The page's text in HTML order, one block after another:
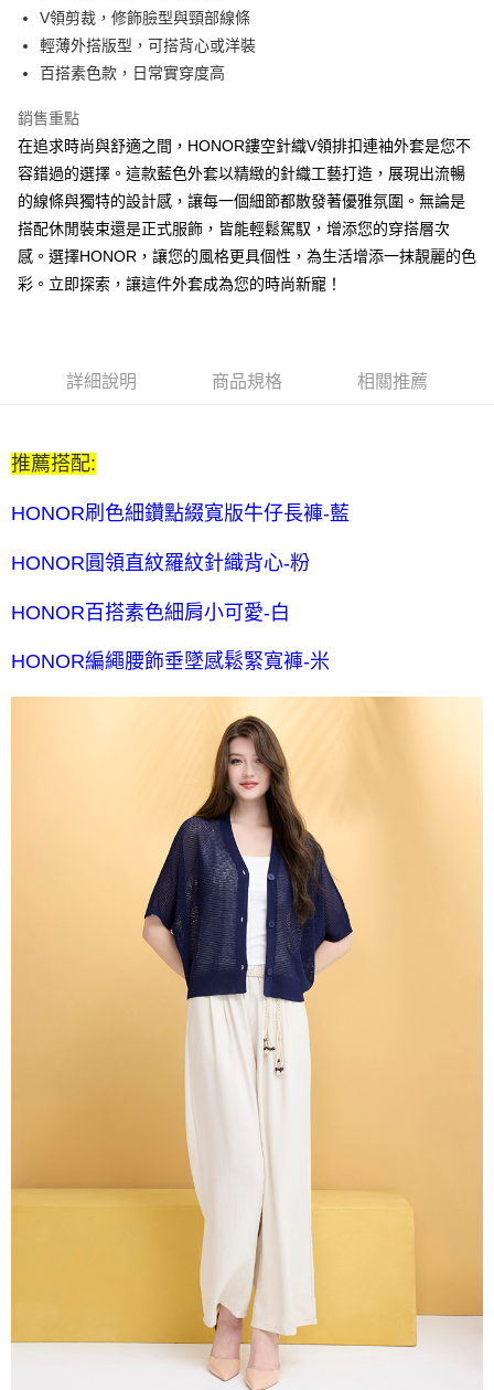
悠遊付
Google Pay
運送方式
全家取貨付款 -訂單滿 $2000 元即享免運服務，未滿則另收
$80 元物流費用。
每筆NT$80，滿NT$2,000(含以上)免運費
全家付款後取貨-訂單滿 $2000 元即享免運服務-未滿則另收
7-11取貨付款-訂單滿 $2000 元即享免運服務-未滿則另收 $80
7-11付款後取貨-訂單滿 $2000 元即享免運服務-未滿則另收
$80 元物流費
宅配送到家-訂單滿 $2000 元即享免運服務-未滿則另收 $120 元物
流費
V領剪裁，修飾臉型與頸部線條
輕薄外搭版型，可搭背心或洋裝
百搭素色款，日常實穿度高
銷售重點
在追求時尚與舒適之間，HONOR鏤空針織V領排扣連袖外套是您不
容錯過的選擇。這款藍色外套以精緻的針織工藝打造，展現出流暢
的線條與獨特的設計感，讓每一個細節都散發著優雅氛圍。無論是
搭配休閒裝束還是正式服飾，皆能輕鬆駕馭，增添您的穿搭層次
感。選擇HONOR，讓您的風格更具個性，為生活增添一抹靚麗的色
彩。立即探索，讓這件外套成為您的時尚新寵！
詳細說明 商品規格 相關推薦
推薦搭配:
HONOR刷色細鑽點綴寬版牛仔長褲-藍
HONOR圓領直紋羅紋針織背心-粉
HONOR百搭素色細肩小可愛-白
HONOR編繩腰飾垂墜感鬆緊寬褲-米